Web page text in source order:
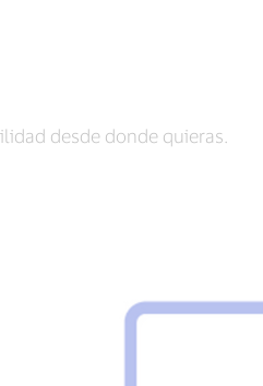
desde donde quieras.